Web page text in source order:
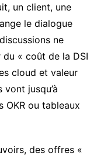
un client, une
le dialogue
ne
« coût de la DSI
cloud et valeur
jusqu’à
OKR ou tableaux
des offres «